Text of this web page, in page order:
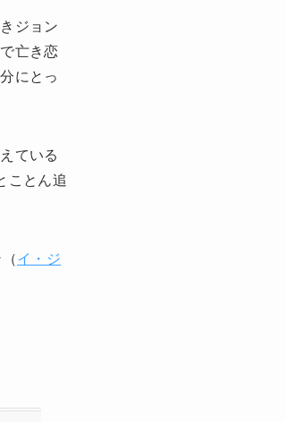
ジョン
亡き恋
にとっ
ている
ことん追
イ・ジ